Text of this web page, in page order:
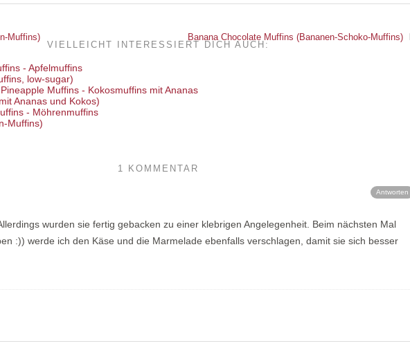
Muffins) Banana Chocolate Muffins (Bananen-Schoko-Muffins)
VIELLEICHT INTERESSIERT DICH AUCH:
low-sugar)
Ananas und Kokos)
Muffins)
1 KOMMENTAR
Antworten
wurden sie fertig gebacken zu einer klebrigen Angelegenheit. Beim nächsten Mal
:)) werde ich den Käse und die Marmelade ebenfalls verschlagen, damit sie sich besser